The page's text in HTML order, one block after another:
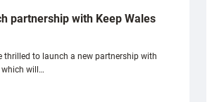
partnership with Keep Wales
thrilled to launch a new partnership with
which will…